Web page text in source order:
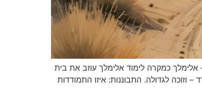
– הסודות להצלחה שלך בס"ד 1. אל תברח מהתמודדויות – אלימלך כמקרה לימוד אלימלך עוזב את בית
לגדולה. התבוננות: איזו התמודדות